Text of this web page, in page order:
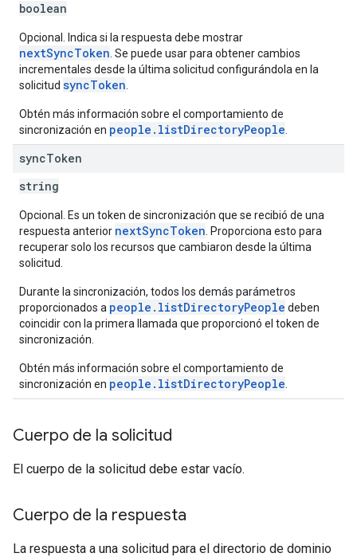
boolean
Opcional. Indica si la respuesta debe mostrar
nextSyncToken . Se puede usar para obtener cambios
incrementales desde la última solicitud configurándola en la
solicitud syncToken
Obtén más información sobre el comportamiento de
sincronización en people.listDirectoryPeople
syncToken
string
Opcional. Es un token de sincronización que se recibió de una
respuesta anterior nextSyncToken . Proporciona esto para
recuperar solo los recursos que cambiaron desde la última
solicitud.
Durante la sincronización, todos los demás parámetros
proporcionados a people.listDirectoryPeople deben
coincidir con la primera llamada que proporcionó el token de
sincronización.
Obtén más información sobre el comportamiento de
sincronización en people.listDirectoryPeople
Cuerpo de la solicitud
El cuerpo de la solicitud debe estar vacío.
Cuerpo de la respuesta
La respuesta a una solicitud para el directorio de dominio